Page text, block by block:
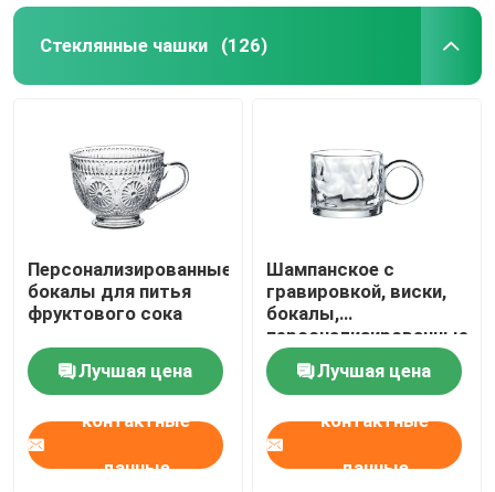
Стеклянные чашки (126)
Персонализированные
бокалы для питья
фруктового сока
Лучшая цена
контактные
данные
Шампанское с
гравировкой, виски,
бокалы,
персонализированные
Лучшая цена
контактные
данные